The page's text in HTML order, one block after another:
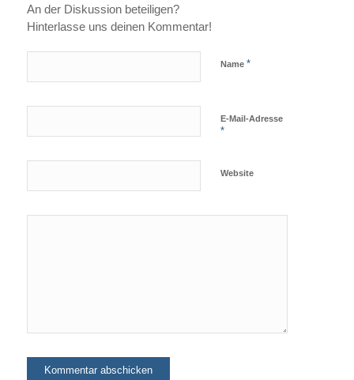
An der Diskussion beteiligen?
Hinterlasse uns deinen Kommentar!
Name *
E-Mail-Adresse
*
Website